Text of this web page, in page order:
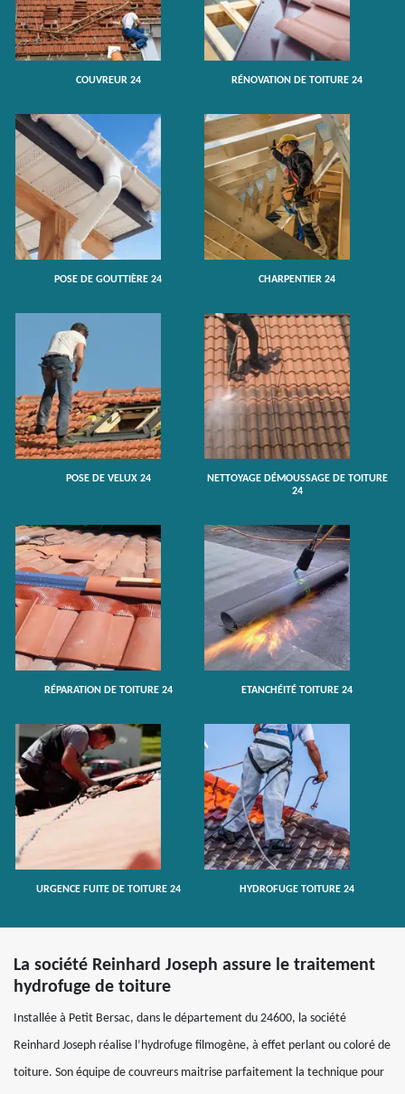
COUVREUR 24 RÉNOVATION DE TOITURE 24
POSE DE GOUTTIÈRE 24 CHARPENTIER 24
POSE DE VELUX 24
NETTOYAGE DÉMOUSSAGE DE TOITURE
24
RÉPARATION DE TOITURE 24 ETANCHÉITÉ TOITURE 24
URGENCE FUITE DE TOITURE 24 HYDROFUGE TOITURE 24
La société Reinhard Joseph assure le traitement
hydrofuge de toiture
Installée à Petit Bersac, dans le département du 24600, la société
Reinhard Joseph réalise l’hydrofuge filmogène, à effet perlant ou coloré de
toiture. Son équipe de couvreurs maitrise parfaitement la technique pour